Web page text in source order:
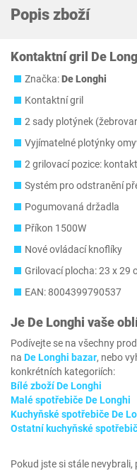
Popis zboží
Kontaktní gril De
Značka:De Longhi
Kontaktní gril
2 sady plotýnek
Vyjímatelné plotýnky
2 grilovací pozice:
Systém pro odstranění
Pogumovaná držadla
Příkon 1500W
Nové ovládací knoflíky
Grilovací plocha: 23 x 29
EAN: 8004399790537
Je De Longhi vaše
Podívejte se na všechny
na De Longhi bazar, nebo
konkrétních kategoriích:
Bílé zboží De Longhi
Malé spotřebiče De Longhi
Kuchyňské spotřebiče De
Ostatní kuchyňské
Pokud jste si stále